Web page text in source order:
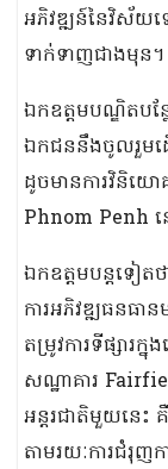
អភិវឌ្ឍន៍នៃវិស័យ
ទាក់ទាញជាងមុន។
ឯកឧត្តមបណ្ឌិតបន្
ឯកជននឹងចូលរួម
ដូចមានការវិនិយ
Phnom Penh ន
ឯកឧត្តមបន្តទៀត
ការអភិវឌ្ឍធនធា
តម្រូវការទីផ្សារក្
សណ្ឋាគារ
អន្តរជាតិមួយនេះ
តាមរយៈការជំរុញក